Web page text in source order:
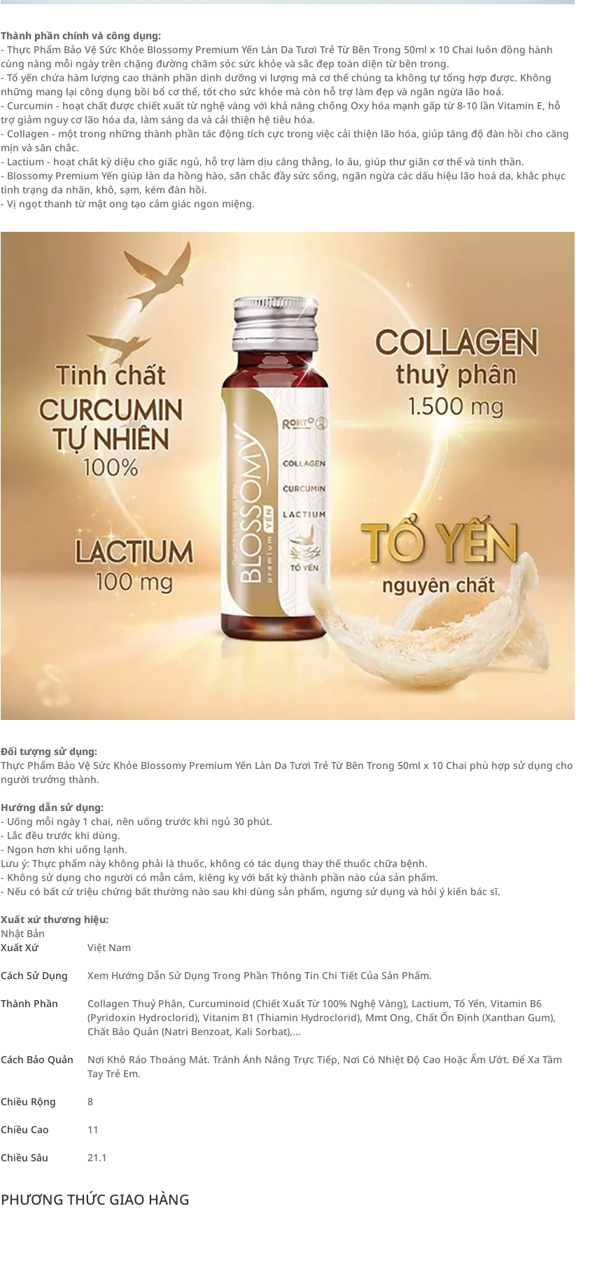
Thành phần chính và công dụng:
- Thực Phẩm Bảo Vệ Sức Khỏe Blossomy Premium Yến Làn Da Tươi Trẻ Từ Bên Trong 50ml x 10 Chai luôn đồng hành
cùng nàng mỗi ngày trên chặng đường chăm sóc sức khỏe và sắc đẹp toàn diện từ bên trong.
- Tổ yến chứa hàm lượng cao thành phần dinh dưỡng vi lượng mà cơ thể chúng ta không tự tổng hợp được. Không
những mang lại công dụng bồi bổ cơ thể, tốt cho sức khỏe mà còn hỗ trợ làm đẹp và ngăn ngừa lão hoá.
- Curcumin - hoạt chất được chiết xuất từ nghệ vàng với khả năng chống Oxy hóa mạnh gấp từ 8-10 lần Vitamin E, hỗ
trợ giảm nguy cơ lão hóa da, làm sáng da và cải thiện hệ tiêu hóa.
- Collagen - một trong những thành phần tác động tích cực trong việc cải thiện lão hóa, giúp tăng độ đàn hồi cho căng
mịn và săn chắc.
- Lactium - hoạt chất kỳ diệu cho giấc ngủ, hỗ trợ làm dịu căng thẳng, lo âu, giúp thư giãn cơ thể và tinh thần.
- Blossomy Premium Yến giúp làn da hồng hào, săn chắc đầy sức sống, ngăn ngừa các dấu hiệu lão hoá da, khắc phục
tình trạng da nhăn, khô, sạm, kém đàn hồi.
- Vị ngọt thanh từ mật ong tạo cảm giác ngon miệng.
Đối tượng sử dụng:
Thực Phẩm Bảo Vệ Sức Khỏe Blossomy Premium Yến Làn Da Tươi Trẻ Từ Bên Trong 50ml x 10 Chai phù hợp sử dụng cho
người trưởng thành.
Hướng dẫn sử dụng:
- Uống mỗi ngày 1 chai, nên uống trước khi ngủ 30 phút.
- Lắc đều trước khi dùng.
- Ngon hơn khi uống lạnh.
Lưu ý: Thực phẩm này không phải là thuốc, không có tác dụng thay thế thuốc chữa bệnh.
- Không sử dụng cho người có mẫn cảm, kiêng kỵ với bất kỳ thành phần nào của sản phẩm.
- Nếu có bất cứ triệu chứng bất thường nào sau khi dùng sản phẩm, ngưng sử dụng và hỏi ý kiến bác sĩ.
Xuất xứ thương hiệu:
Nhật Bản
Xuất Xứ
Việt Nam
Cách Sử Dụng Xem Hướng Dẫn Sử Dụng Trong Phần Thông Tin Chi Tiết Của Sản Phẩm.
Thành Phần
Collagen Thuỷ Phân, Curcuminoid (Chiết Xuất Từ 100% Nghệ Vàng), Lactium, Tổ Yến, Vitamin B6
(Pyridoxin Hydroclorid), Vitanim B1 (Thiamin Hydroclorid), Mmt Ong, Chất Ổn Định (Xanthan Gum),
Chất Bảo Quản (Natri Benzoat, Kali Sorbat),…
Cách Bảo Quản
Nơi Khô Ráo Thoáng Mát. Tránh Ánh Nắng Trực Tiếp, Nơi Có Nhiệt Độ Cao Hoặc Ẩm Ướt. Để Xa Tầm
Tay Trẻ Em.
Chiều Rộng 8
Chiều Cao 11
Chiều Sâu 21.1
PHƯƠNG THỨC GIAO HÀNG